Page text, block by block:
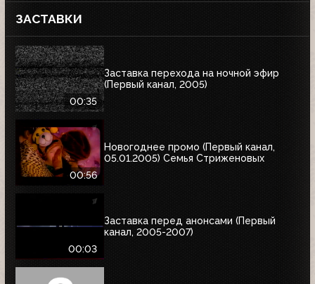
ЗАСТАВКИ
00:35
Заставка перехода на ночной эфир
(Первый канал, 2005)
00:56
Новогоднее промо (Первый канал,
05.01.2005) Семья Стриженовых
00:03
Заставка перед анонсами (Первый
канал, 2005-2007)